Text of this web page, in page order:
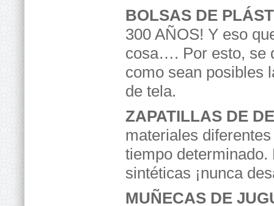
BOLSAS DE
300 AÑOS! Y eso
cosa…. Por esto, se
como sean posibles
de tela.
ZAPATILLAS DE
materiales
tiempo
sintéticas ¡nunca
MUÑECAS DE